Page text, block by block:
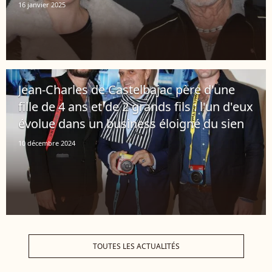
16 janvier 2025
Jean-Charles de Castelbajac père d'une
fille de 4 ans et de 2 grands fils : l'un d'eux
évolue dans un business éloigné du sien
10 décembre 2024
TOUTES LES ACTUALITÉS